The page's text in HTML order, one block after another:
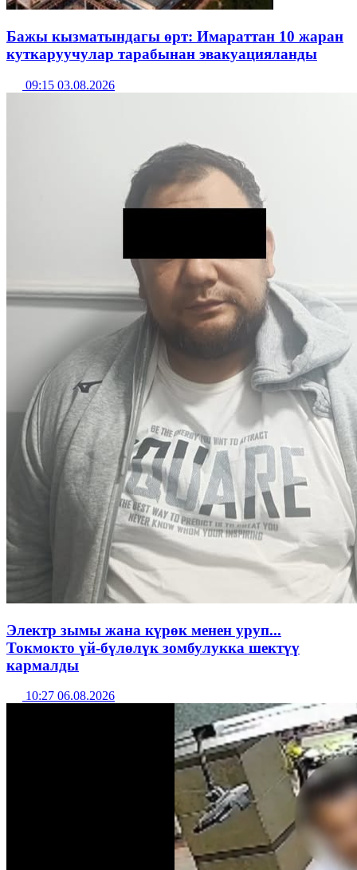
Бажы кызматындагы өрт: Имараттан 10 жаран
куткаруучулар тарабынан эвакуацияланды
09:15 03.08.2026
Электр зымы жана күрөк менен уруп...
Токмокто үй-бүлөлүк зомбулукка шектүү
кармалды
10:27 06.08.2026